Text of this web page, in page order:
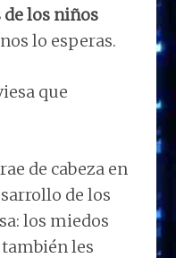
los niños
lo esperas.
que
de cabeza en
de los
los miedos
también les